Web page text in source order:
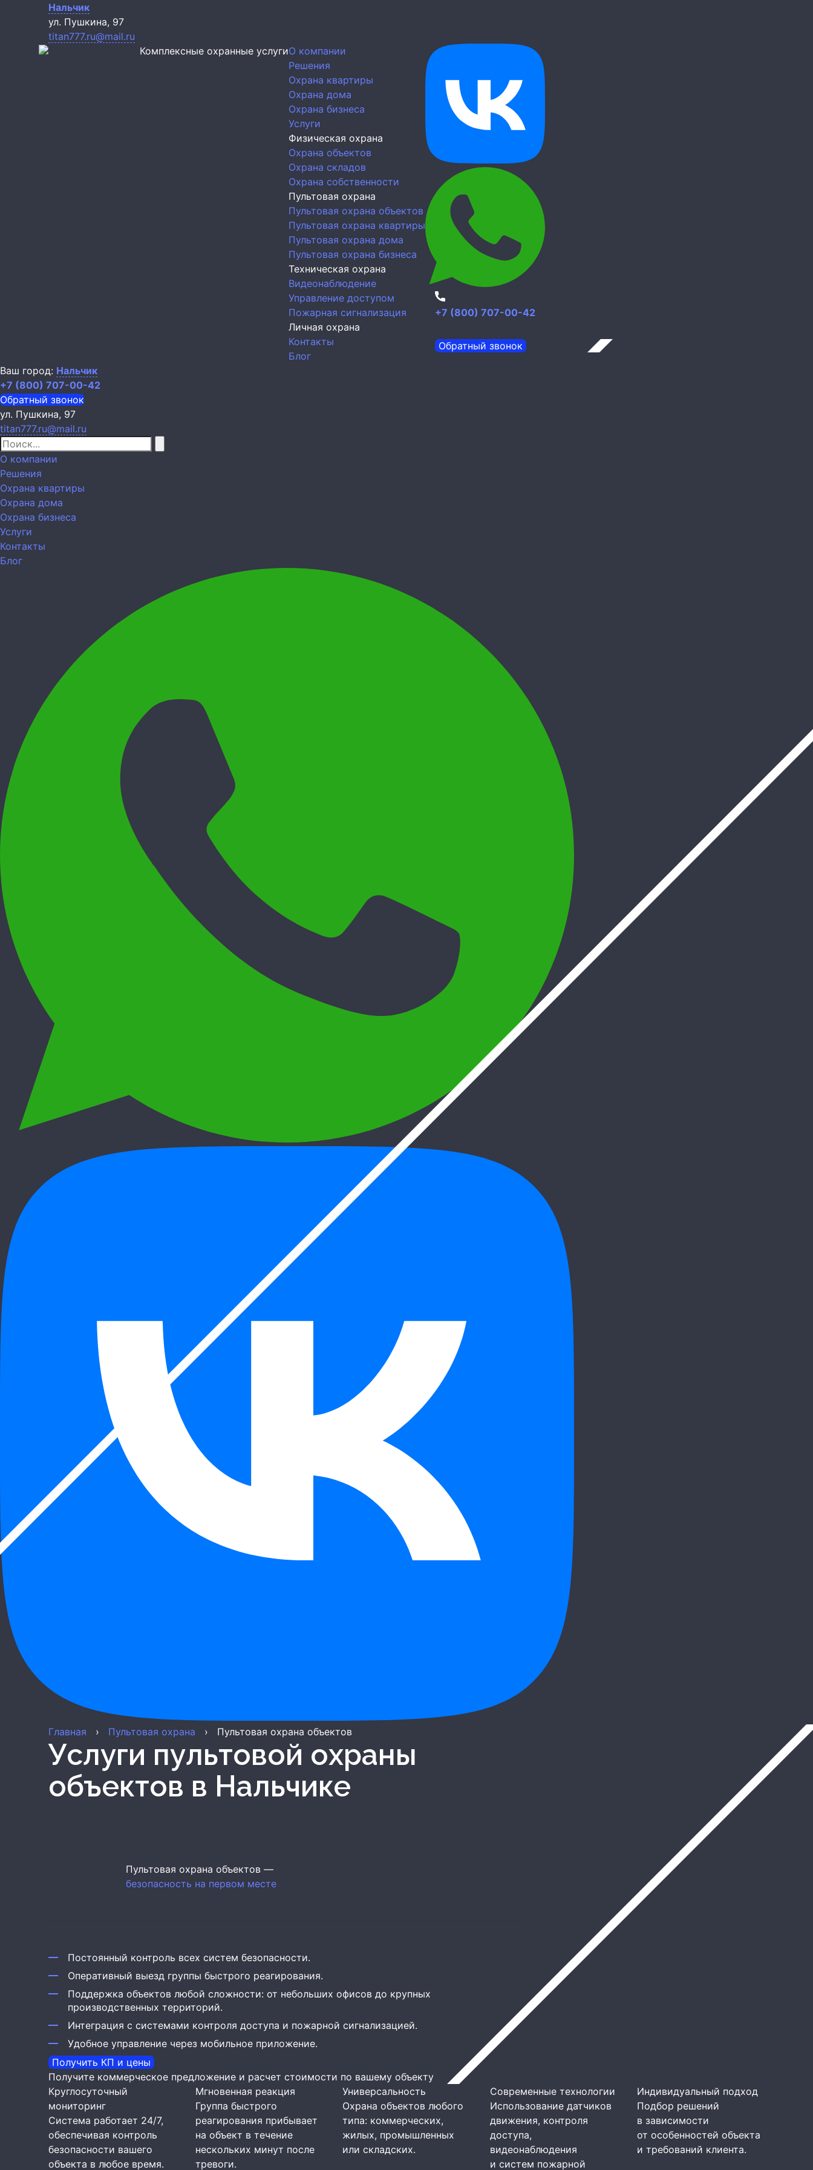
Нальчик
ул. Пушкина, 97
titan777.ru@mail.ru
Комплексные охранные услугиО компании
Решения
Охрана квартиры
Охрана дома
Охрана бизнеса
Услуги
Физическая охрана
Охрана объектов
Охрана складов
Охрана собственности
Пультовая охрана
Пультовая охрана объектов
Пультовая охрана квартиры
Пультовая охрана дома
Пультовая охрана бизнеса
Техническая охрана
Видеонаблюдение
Управление доступом
Пожарная сигнализация
Личная охрана
Контакты
Блог
+7 (800) 707-00-42
Обратный звонок
Ваш город: Нальчик
+7 (800) 707-00-42
Обратный звонок
ул. Пушкина, 97
titan777.ru@mail.ru
О компании
Решения
Охрана квартиры
Охрана дома
Охрана бизнеса
Услуги
Контакты
Блог
Главная › Пультовая охрана › Пультовая охрана объектов
Услуги пультовой охраны
объектов в Нальчике
Пультовая охрана объектов —
безопасность на первом месте
Постоянный контроль всех систем безопасности.
Оперативный выезд группы быстрого реагирования.
Поддержка объектов любой сложности: от небольших офисов до крупных
производственных территорий.
Интеграция с системами контроля доступа и пожарной сигнализацией.
Удобное управление через мобильное приложение.
Получить КП и цены
Получите коммерческое предложение и расчет стоимости по вашему объекту
Круглосуточный
мониторинг
Система работает 24/7,
обеспечивая контроль
безопасности вашего
объекта в любое время.
Мгновенная реакция
Группа быстрого
реагирования прибывает
на объект в течение
нескольких минут после
тревоги.
Универсальность
Охрана объектов любого
типа: коммерческих,
жилых, промышленных
или складских.
Современные технологии
Использование датчиков
движения, контроля
доступа,
видеонаблюдения
и систем пожарной
Индивидуальный подход
Подбор решений
в зависимости
от особенностей объекта
и требований клиента.